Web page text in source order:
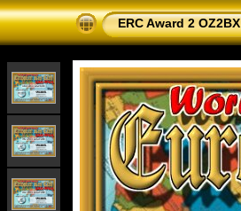
ERC Award 2 OZ2BX